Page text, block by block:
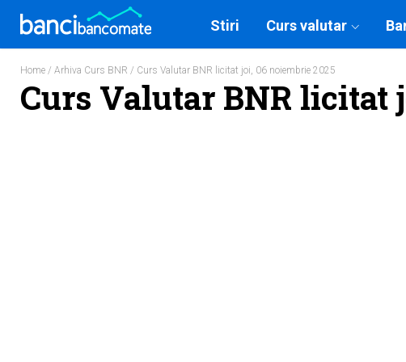
Stiri Curs valutar
Home / Arhiva Curs BNR / Curs Valutar BNR licitat joi, 06 noiembrie 2025
Curs Valutar BNR licitat